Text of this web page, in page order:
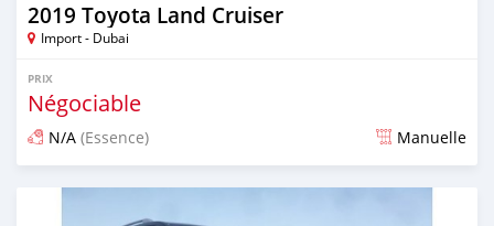
2019 Toyota Land Cruiser
Import - Dubai
PRIX
Négociable
N/A (Essence) Manuelle
Publié il y a environ 7 ans